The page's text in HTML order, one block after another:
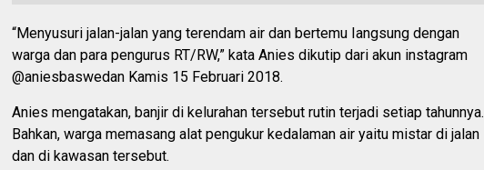
“Menyusuri jalan-jalan yang terendam air dan bertemu Iangsung dengan
warga dan para pengurus RT/RW,” kata Anies dikutip dari akun instagram
@aniesbaswedan Kamis 15 Februari 2018.
Anies mengatakan, banjir di kelurahan tersebut rutin terjadi setiap tahunnya.
Bahkan, warga memasang alat pengukur kedalaman air yaitu mistar di jalan
dan di kawasan tersebut.